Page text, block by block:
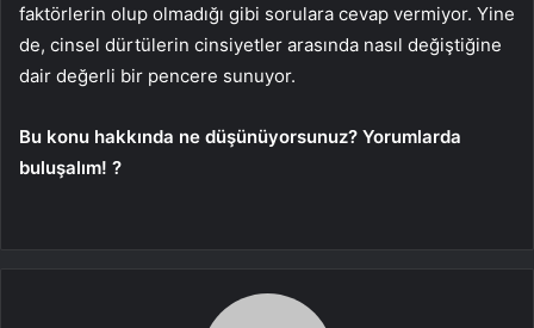
faktörlerin olup olmadığı gibi sorulara cevap vermiyor. Yine
de, cinsel dürtülerin cinsiyetler arasında nasıl değiştiğine
dair değerli bir pencere sunuyor.
Bu konu hakkında ne düşünüyorsunuz? Yorumlarda
buluşalım! ?